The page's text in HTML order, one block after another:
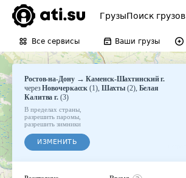
ГрузыПоиск грузов
Все сервисы Ваши грузы
Ростов-на-Дону→Каменск-Шахтинский г.
через Новочеркасск (1), Шахты (2), Белая
Калитва г. (3)
В пределах страны
разрешить паромы
разрешить зимники
ИЗМЕНИТЬ